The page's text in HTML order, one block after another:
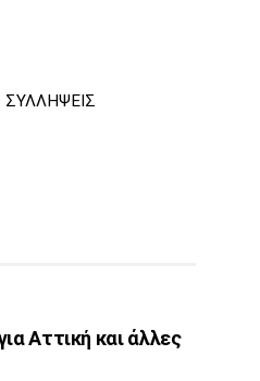
ΣΥΛΛΗΨΕΙΣ
Αττική και άλλες